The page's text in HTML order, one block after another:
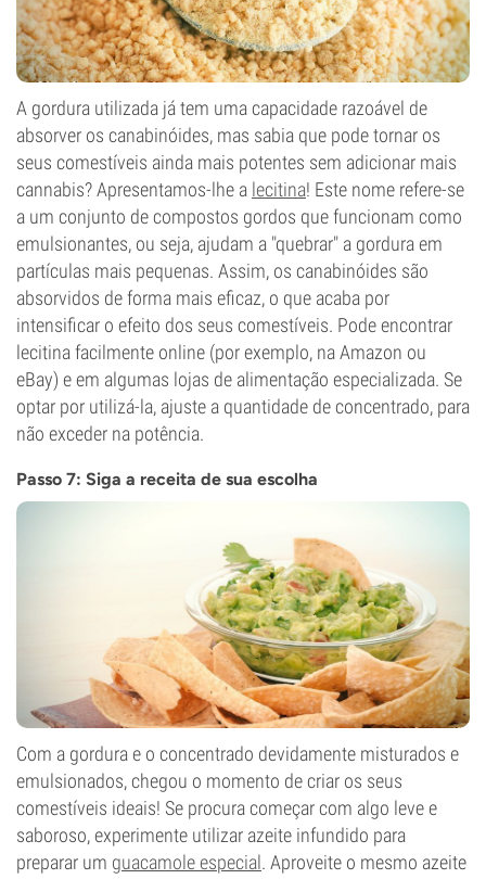
A gordura utilizada já tem uma capacidade razoável de
absorver os canabinóides, mas sabia que pode tornar os
seus comestíveis ainda mais potentes sem adicionar mais
cannabis? Apresentamos-lhe a lecitina! Este nome refere-se
a um conjunto de compostos gordos que funcionam como
emulsionantes, ou seja, ajudam a "quebrar" a gordura em
partículas mais pequenas. Assim, os canabinóides são
absorvidos de forma mais eficaz, o que acaba por
intensificar o efeito dos seus comestíveis. Pode encontrar
lecitina facilmente online (por exemplo, na Amazon ou
eBay) e em algumas lojas de alimentação especializada. Se
optar por utilizá-la, ajuste a quantidade de concentrado, para
não exceder na potência.
Passo 7: Siga a receita de sua escolha
Com a gordura e o concentrado devidamente misturados e
emulsionados, chegou o momento de criar os seus
comestíveis ideais! Se procura começar com algo leve e
saboroso, experimente utilizar azeite infundido para
preparar um guacamole especial. Aproveite o mesmo azeite